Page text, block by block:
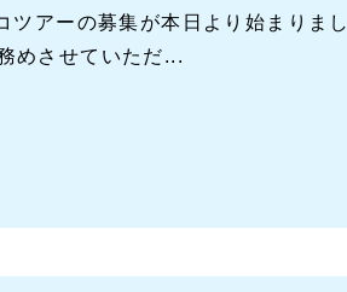
アーの募集が本日より始まりまし
めさせていただ...